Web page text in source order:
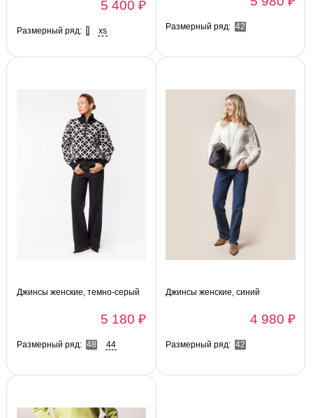
5 400 ₽
Размерный ряд: l xs Размерный ряд: 42
Джинсы женские, темно-серый
5 180 ₽
Размерный ряд: 48 44
Джинсы женские, синий
4 980 ₽
Размерный ряд: 42